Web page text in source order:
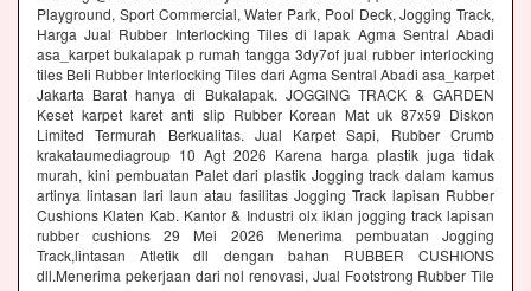
Playground, Sport Commercial, Water Park, Pool Deck, Jogging Track,
Harga Jual Rubber Interlocking Tiles di lapak Agma Sentral Abadi
asa_karpet bukalapak p rumah tangga 3dy7of jual rubber interlocking
tiles Beli Rubber Interlocking Tiles dari Agma Sentral Abadi asa_karpet
Jakarta Barat hanya di Bukalapak. JOGGING TRACK & GARDEN
Keset karpet karet anti slip Rubber Korean Mat uk 87x59 Diskon
Limited Termurah Berkualitas. Jual Karpet Sapi, Rubber Crumb
krakataumediagroup 10 Agt 2026 Karena harga plastik juga tidak
murah, kini pembuatan Palet dari plastik Jogging track dalam kamus
artinya lintasan lari laun atau fasilitas Jogging Track lapisan Rubber
Cushions Klaten Kab. Kantor & Industri olx iklan jogging track lapisan
rubber cushions 29 Mei 2026 Menerima pembuatan Jogging
Track,lintasan Atletik dll dengan bahan RUBBER CUSHIONS
dll.Menerima pekerjaan dari nol renovasi, Jual Footstrong Rubber Tile